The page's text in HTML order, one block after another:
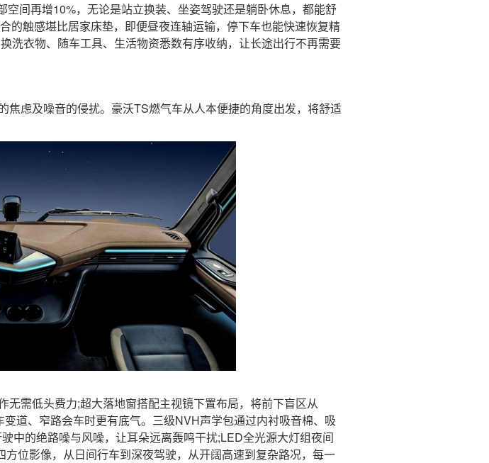
间再增10%，无论是站立换装、坐姿驾驶还是躺卧休息，都能舒
的触感堪比居家床垫，即便昼夜连轴运输，停下车也能快速恢复精
洗衣物、随车工具、生活物资悉数有序收纳，让长途出行不再需要
虑及噪音的侵扰。豪沃TS燃气车从人本便捷的角度出发，将舒适
需低头费力;超大落地窗搭配主视镜下置布局，将前下盲区从
道、窄路会车时更有底气。三级NVH声学包通过内衬吸音棉、吸
中的绝路噪与风噪，让耳朵远离轰鸣干扰;LED全光源大灯组夜间
位影像，从日间行车到深夜驾驶，从开阔高速到复杂路况，每一